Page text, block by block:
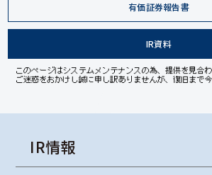
有価証券報告書
IR資料
IR情報